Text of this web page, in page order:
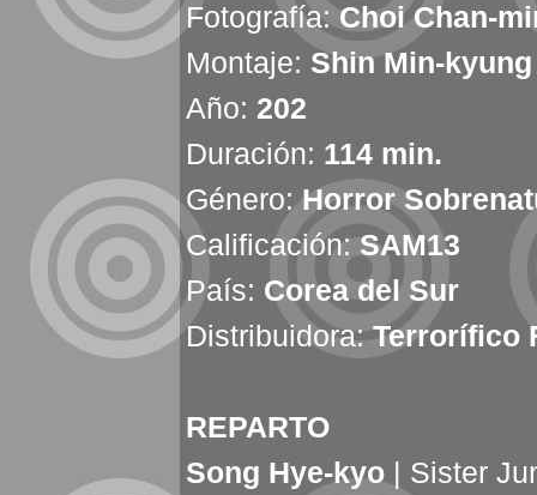
Fotografía:Choi Chan-
Montaje: Shin Min-kyung
Año: 202
Duración: 114 min.
Género:Horror
Calificación:SAM13
País: Corea del Sur
Distribuidora:Terrorífico
REPARTO
Song Hye-kyo | Sister